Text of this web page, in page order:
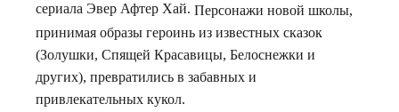
сериала Эвер Афтер Хай. Персонажи новой школы,
принимая образы героинь из известных сказок
(Золушки, Спящей Красавицы, Белоснежки и
других), превратились в забавных и
привлекательных кукол.